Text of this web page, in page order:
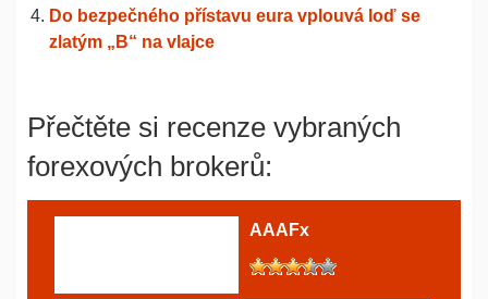
Do bezpečného přístavu eura vplouvá loď se
zlatým „B“ na vlajce
Přečtěte si recenze vybraných
forexových brokerů:
AAAFx